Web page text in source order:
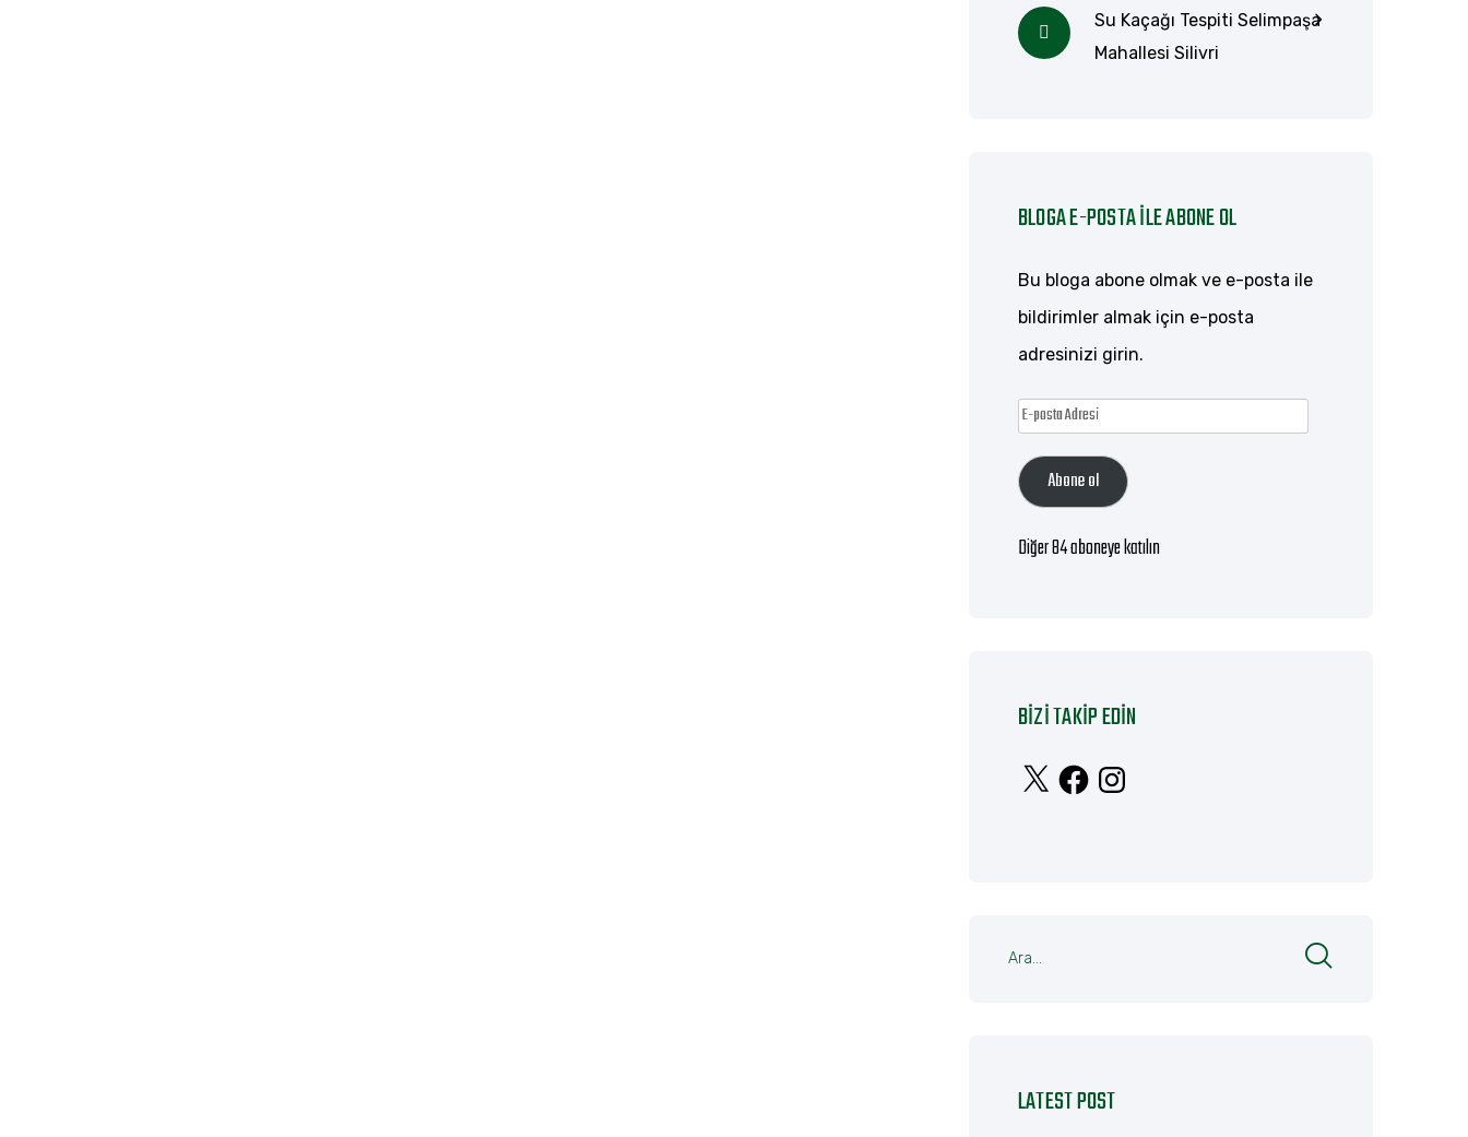
Su Kaçağı Tespiti Selimpaşa
Mahallesi Silivri
BLOGA E-POSTA ILE ABONE OL
Bu bloga abone olmak ve e-posta ile
bildirimler almak için e-posta
adresinizi girin.
E-
AdresiAbone ol
Diğer 84 aboneye katılın
BIZI TAKIP EDIN
X FacebookInstagram
LATEST POST